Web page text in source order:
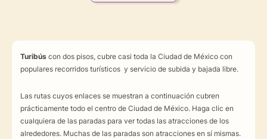
Turibús con dos pisos, cubre casi toda la Ciudad de México con
populares recorridos turísticos y servicio de subida y bajada libre.
Las rutas cuyos enlaces se muestran a continuación cubren
prácticamente todo el centro de Ciudad de México. Haga clic en
cualquiera de las paradas para ver todas las atracciones de los
alrededores. Muchas de las paradas son atracciones en sí mismas.